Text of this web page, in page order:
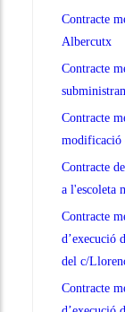
Contracte
Albercutx
Contracte
Contracte
modificació
Contracte
a l'escoleta
Contracte
d’execució
del c/
Contracte